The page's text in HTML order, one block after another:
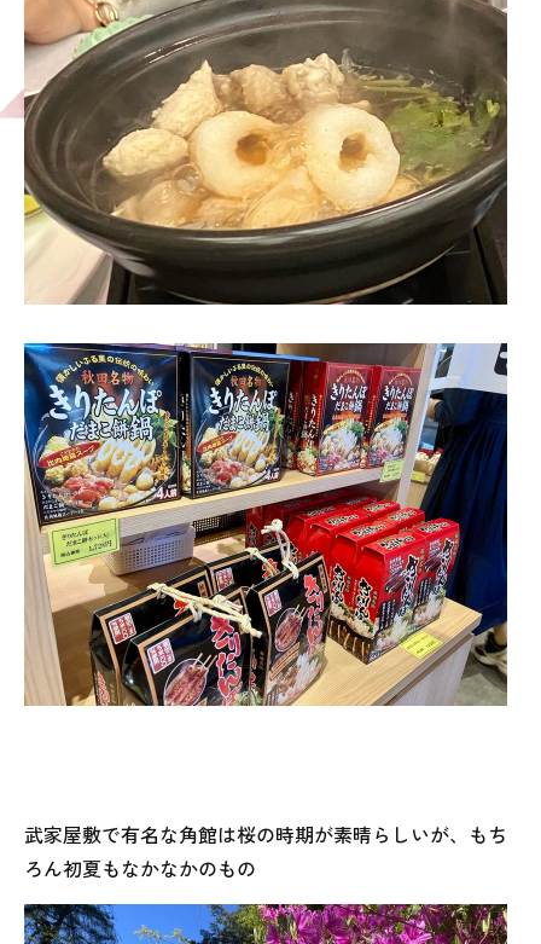
武家屋敷で有名な角館は桜の時期が素晴らしいが、もち
ろん初夏もなかなかのもの